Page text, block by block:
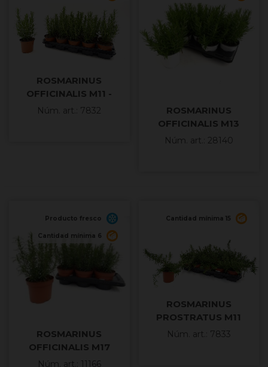
ROSMARINUS
OFFICINALIS M11 -
ROSMARINUS
Núm. art.: 7832
ROSMARINUS
OFFICINALIS M13
Núm. art.: 28140
Producto fresco
Cantidad mínima 6
ROSMARINUS
OFFICINALIS M17
Núm. art.: 11166
Cantidad mínima 15
ROSMARINUS
PROSTRATUS M11
Núm. art.: 7833